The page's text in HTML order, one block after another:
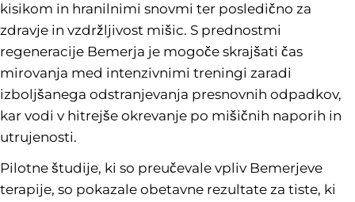
kisikom in hranilnimi snovmi ter posledično za
zdravje in vzdržljivost mišic. S prednostmi
regeneracije Bemerja je mogoče skrajšati čas
mirovanja med intenzivnimi treningi zaradi
izboljšanega odstranjevanja presnovnih odpadkov,
kar vodi v hitrejše okrevanje po mišičnih naporih in
utrujenosti.
Pilotne študije, ki so preučevale vpliv Bemerjeve
terapije, so pokazale obetavne rezultate za tiste, ki